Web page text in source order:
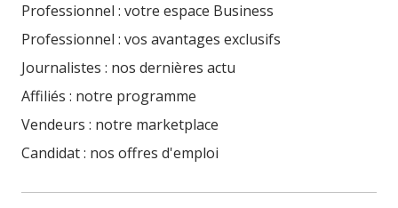
Professionnel : votre espace Business
Professionnel : vos avantages exclusifs
Journalistes : nos dernières actu
Affiliés : notre programme
Vendeurs : notre marketplace
Candidat : nos offres d'emploi